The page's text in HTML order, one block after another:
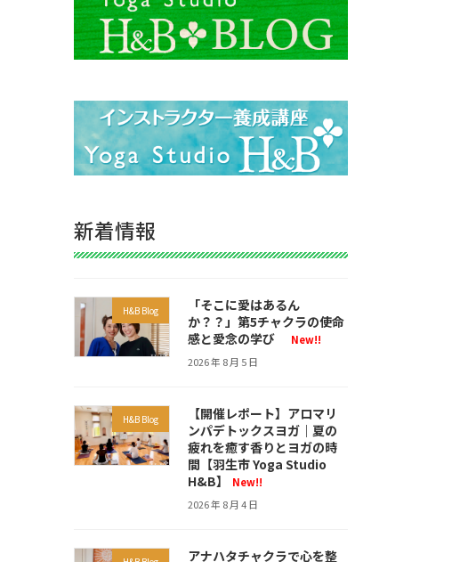
新着情報
H&B Blog
「そこに愛はあるん
か？？」第5チャクラの使命
感と愛念の学び
New!!
2026 年 8 月 5 日
H&B Blog
【開催レポート】アロマリ
ンパデトックスヨガ｜夏の
疲れを癒す香りとヨガの時
間【羽生市 Yoga Studio
H&B】
New!!
2026 年 8 月 4 日
アナハタチャクラで心を整